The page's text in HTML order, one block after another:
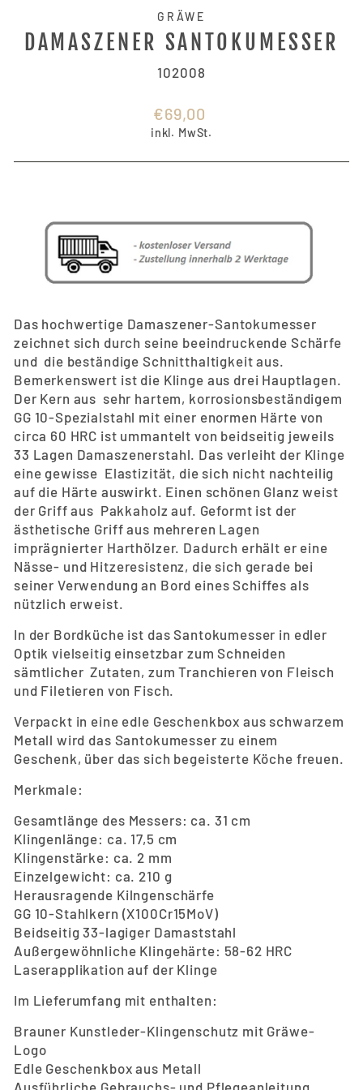
GRÄWE
DAMASZENER SANTOKUMESSER
102008
Normaler
Preis
€69,00
inkl. MwSt.
Das hochwertige Damaszener-Santokumesser
zeichnet sich durch seine beeindruckende Schärfe
und die beständige Schnitthaltigkeit aus.
Bemerkenswert ist die Klinge aus drei Hauptlagen.
Der Kern aus sehr hartem, korrosionsbeständigem
GG 10-Spezialstahl mit einer enormen Härte von
circa 60 HRC ist ummantelt von beidseitig jeweils
33 Lagen Damaszenerstahl. Das verleiht der Klinge
eine gewisse Elastizität, die sich nicht nachteilig
auf die Härte auswirkt. Einen schönen Glanz weist
der Griff aus Pakkaholz auf. Geformt ist der
ästhetische Griff aus mehreren Lagen
imprägnierter Harthölzer. Dadurch erhält er eine
Nässe- und Hitzeresistenz, die sich gerade bei
seiner Verwendung an Bord eines Schiffes als
nützlich erweist.
In der Bordküche ist das Santokumesser in edler
Optik vielseitig einsetzbar zum Schneiden
sämtlicher Zutaten, zum Tranchieren von Fleisch
und Filetieren von Fisch.
Verpackt in eine edle Geschenkbox aus schwarzem
Metall wird das Santokumesser zu einem
Geschenk, über das sich begeisterte Köche freuen.
Merkmale:
Gesamtlänge des Messers: ca. 31 cm
Klingenlänge: ca. 17,5 cm
Klingenstärke: ca. 2 mm
Einzelgewicht: ca. 210 g
Herausragende Kilngenschärfe
GG 10-Stahlkern (X100Cr15MoV)
Beidseitig 33-lagiger Damaststahl
Außergewöhnliche Klingehärte: 58-62 HRC
Laserapplikation auf der Klinge
Im Lieferumfang mit enthalten:
Brauner Kunstleder-Klingenschutz mit Gräwe-
Logo
Edle Geschenkbox aus Metall